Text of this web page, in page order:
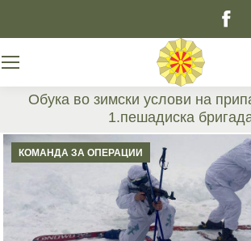
in
Обука во зимски услови на
1.пешадиска
You are
КОМАНДА ЗА ОПЕРАЦИИ